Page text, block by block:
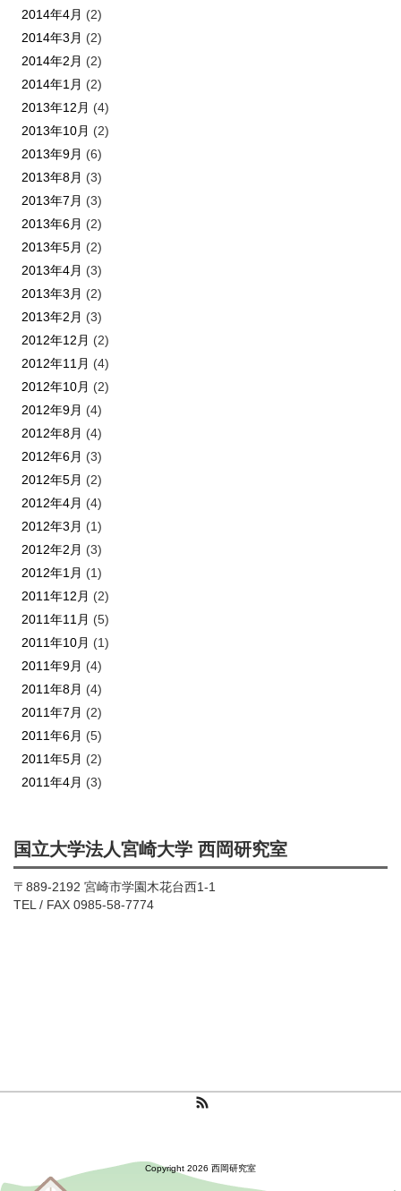
2014年4月 (2)
2014年3月 (2)
2014年2月 (2)
2014年1月 (2)
2013年12月 (4)
2013年10月 (2)
2013年9月 (6)
2013年8月 (3)
2013年7月 (3)
2013年6月 (2)
2013年5月 (2)
2013年4月 (3)
2013年3月 (2)
2013年2月 (3)
2012年12月 (2)
2012年11月 (4)
2012年10月 (2)
2012年9月 (4)
2012年8月 (4)
2012年6月 (3)
2012年5月 (2)
2012年4月 (4)
2012年3月 (1)
2012年2月 (3)
2012年1月 (1)
2011年12月 (2)
2011年11月 (5)
2011年10月 (1)
2011年9月 (4)
2011年8月 (4)
2011年7月 (2)
2011年6月 (5)
2011年5月 (2)
2011年4月 (3)
国立大学法人宮崎大学 西岡研究室
〒889-2192 宮崎市学園木花台西1-1
TEL / FAX 0985-58-7774
Copyright 2026 西岡研究室